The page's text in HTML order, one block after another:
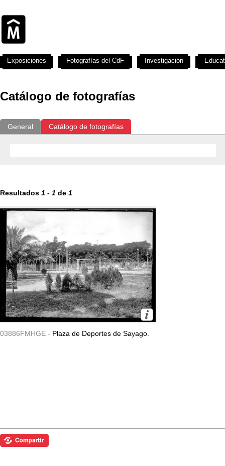
Catálogo de fotografías
General Catálogo de fotografías
Resultados 1 - 1 de 1
03886FMHGE - Plaza de Deportes de Sayago.
Exposiciones Fotografías del CdF Investigación